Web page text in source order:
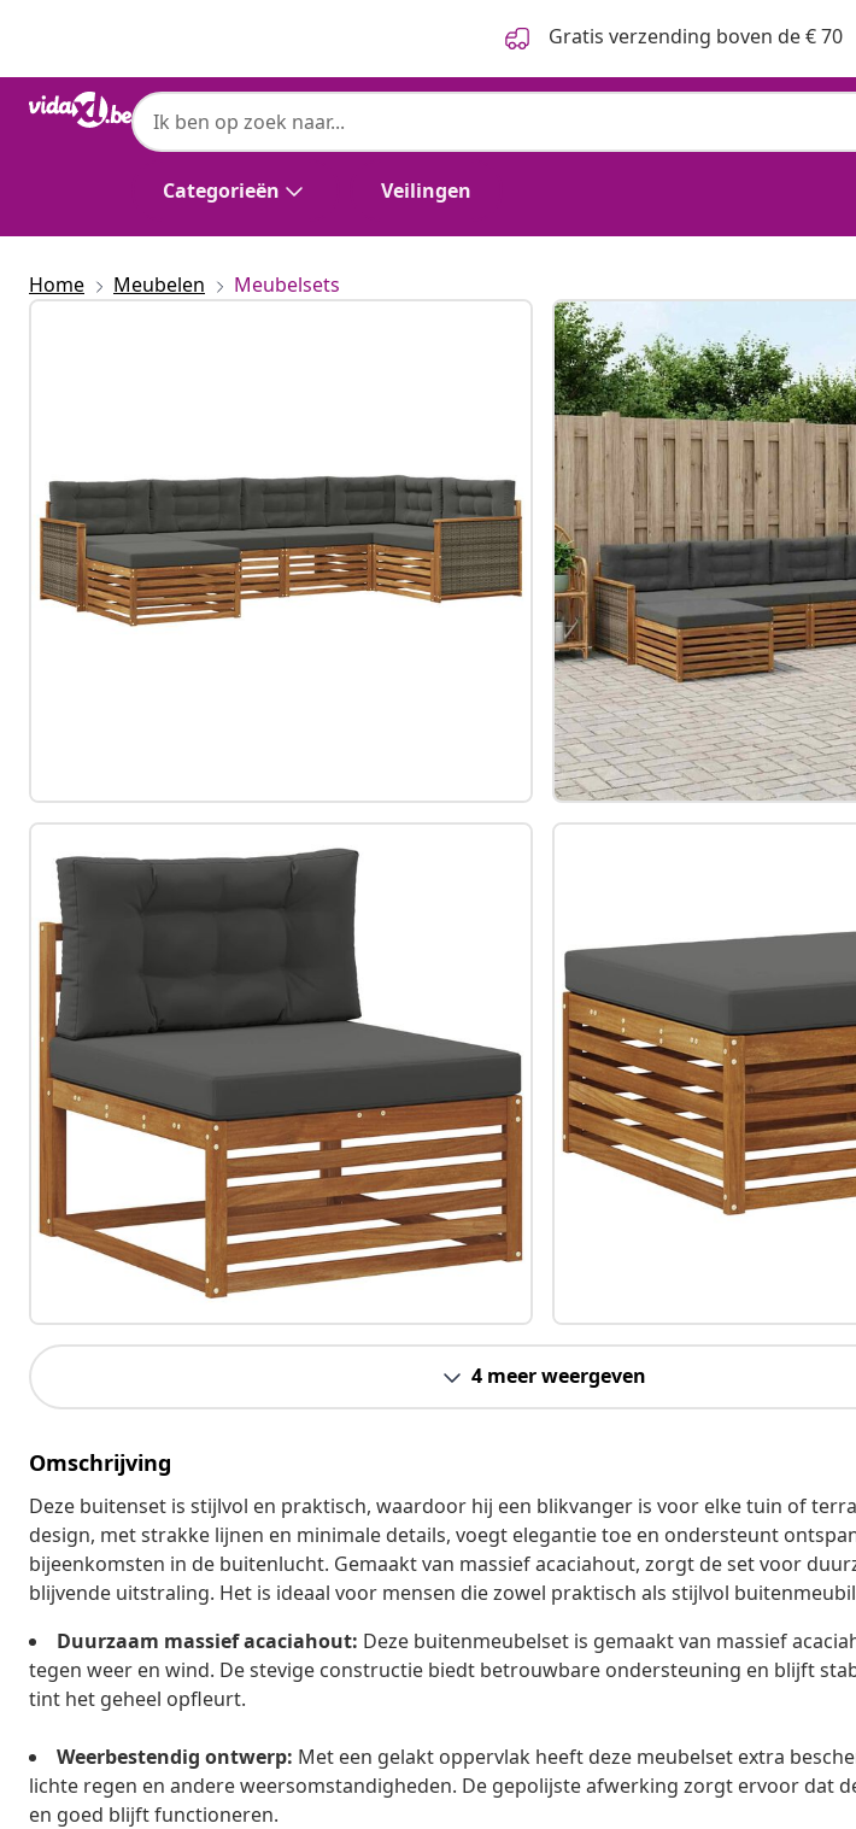
Gratis verzending boven de € 70
Categorieën Veilingen
Home Meubelen Meubelsets
4 meer weergeven
Omschrijving
Deze buitenset is stijlvol en praktisch, waardoor hij een blikvanger is voor elke tuin of
design, met strakke lijnen en minimale details, voegt elegantie toe en ondersteunt
bijeenkomsten in de buitenlucht. Gemaakt van massief acaciahout, zorgt de set voor
blijvende uitstraling. Het is ideaal voor mensen die zowel praktisch als stijlvol
Duurzaam massief acaciahout: Deze buitenmeubelset is gemaakt van massief
tegen weer en wind. De stevige constructie biedt betrouwbare ondersteuning en blijft
tint het geheel opfleurt.
Weerbestendig ontwerp: Met een gelakt oppervlak heeft deze meubelset extra
lichte regen en andere weersomstandigheden. De gepolijste afwerking zorgt ervoor dat
en goed blijft functioneren.